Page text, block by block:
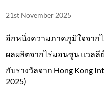
21st November 2025
อีกหนึ่งความภาคภูมิใจจาก
ผลผลิตจากไร่มอนซูน แวลลี
กับรางวัลจาก Hong Kong
2025)